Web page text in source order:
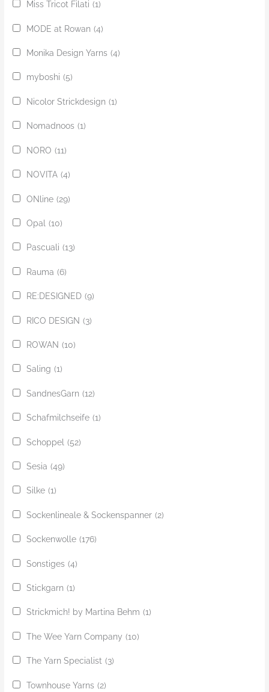
Miss Tricot Filati (1)
MODE at Rowan (4)
Monika Design Yarns (4)
myboshi (5)
Nicolor Strickdesign (1)
Nomadnoos (1)
NORO (11)
NOVITA (4)
ONline (29)
Opal (10)
Pascuali (13)
Rauma (6)
RE:DESIGNED (9)
RICO DESIGN (3)
ROWAN (10)
Saling (1)
SandnesGarn (12)
Schafmilchseife (1)
Schoppel (52)
Sesia (49)
Silke (1)
Sockenlineale & Sockenspanner (2)
Sockenwolle (176)
Sonstiges (4)
Stickgarn (1)
Strickmich! by Martina Behm (1)
The Wee Yarn Company (10)
The Yarn Specialist (3)
Townhouse Yarns (2)